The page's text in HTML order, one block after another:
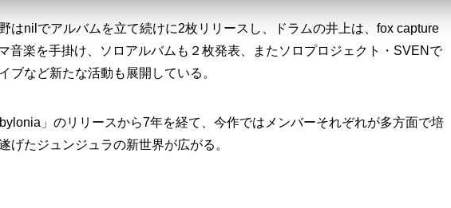
はnilでアルバムを立て続けに2枚リリースし、ドラムの井上は、fox capture
音楽を手掛け、ソロアルバムも２枚発表、またソロプロジェクト・SVENで
ブなど新たな活動も展開している。
」のリリースから7年を経て、今作ではメンバーそれぞれが多方面で培
げたジュンジュラの新世界が広がる。